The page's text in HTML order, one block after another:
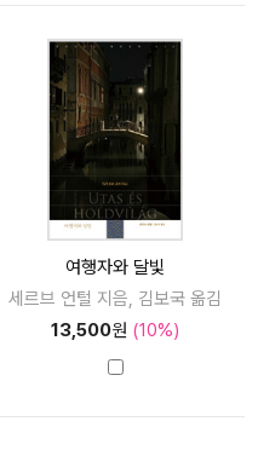
여행자와 달빛
세르브 언털 지음, 김보국 옮김
13,500원 (10%)